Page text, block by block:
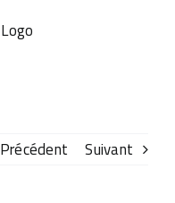
Précédent Suivant